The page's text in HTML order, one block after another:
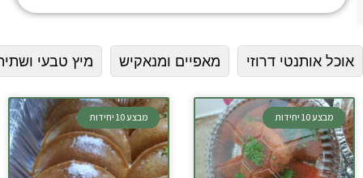
אוכל אותנטי דרוזי מאפיים ומנאקיש מיץ טבעי
מבצע 10 יחידות מבצע 10 יחידות